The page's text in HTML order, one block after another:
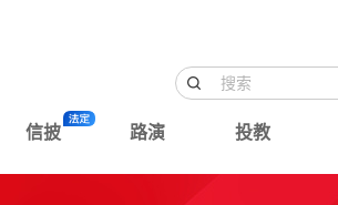
信披 路演 投教